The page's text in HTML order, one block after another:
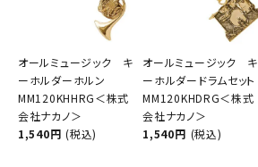
オールミュージック キ
ーホルダーホルン
MM120KHHRG＜株式
会社ナカノ＞
1,540円 (税込)
オールミュージック キ
ーホルダードラムセット
MM120KHDRG＜株式
会社ナカノ＞
1,540円 (税込)